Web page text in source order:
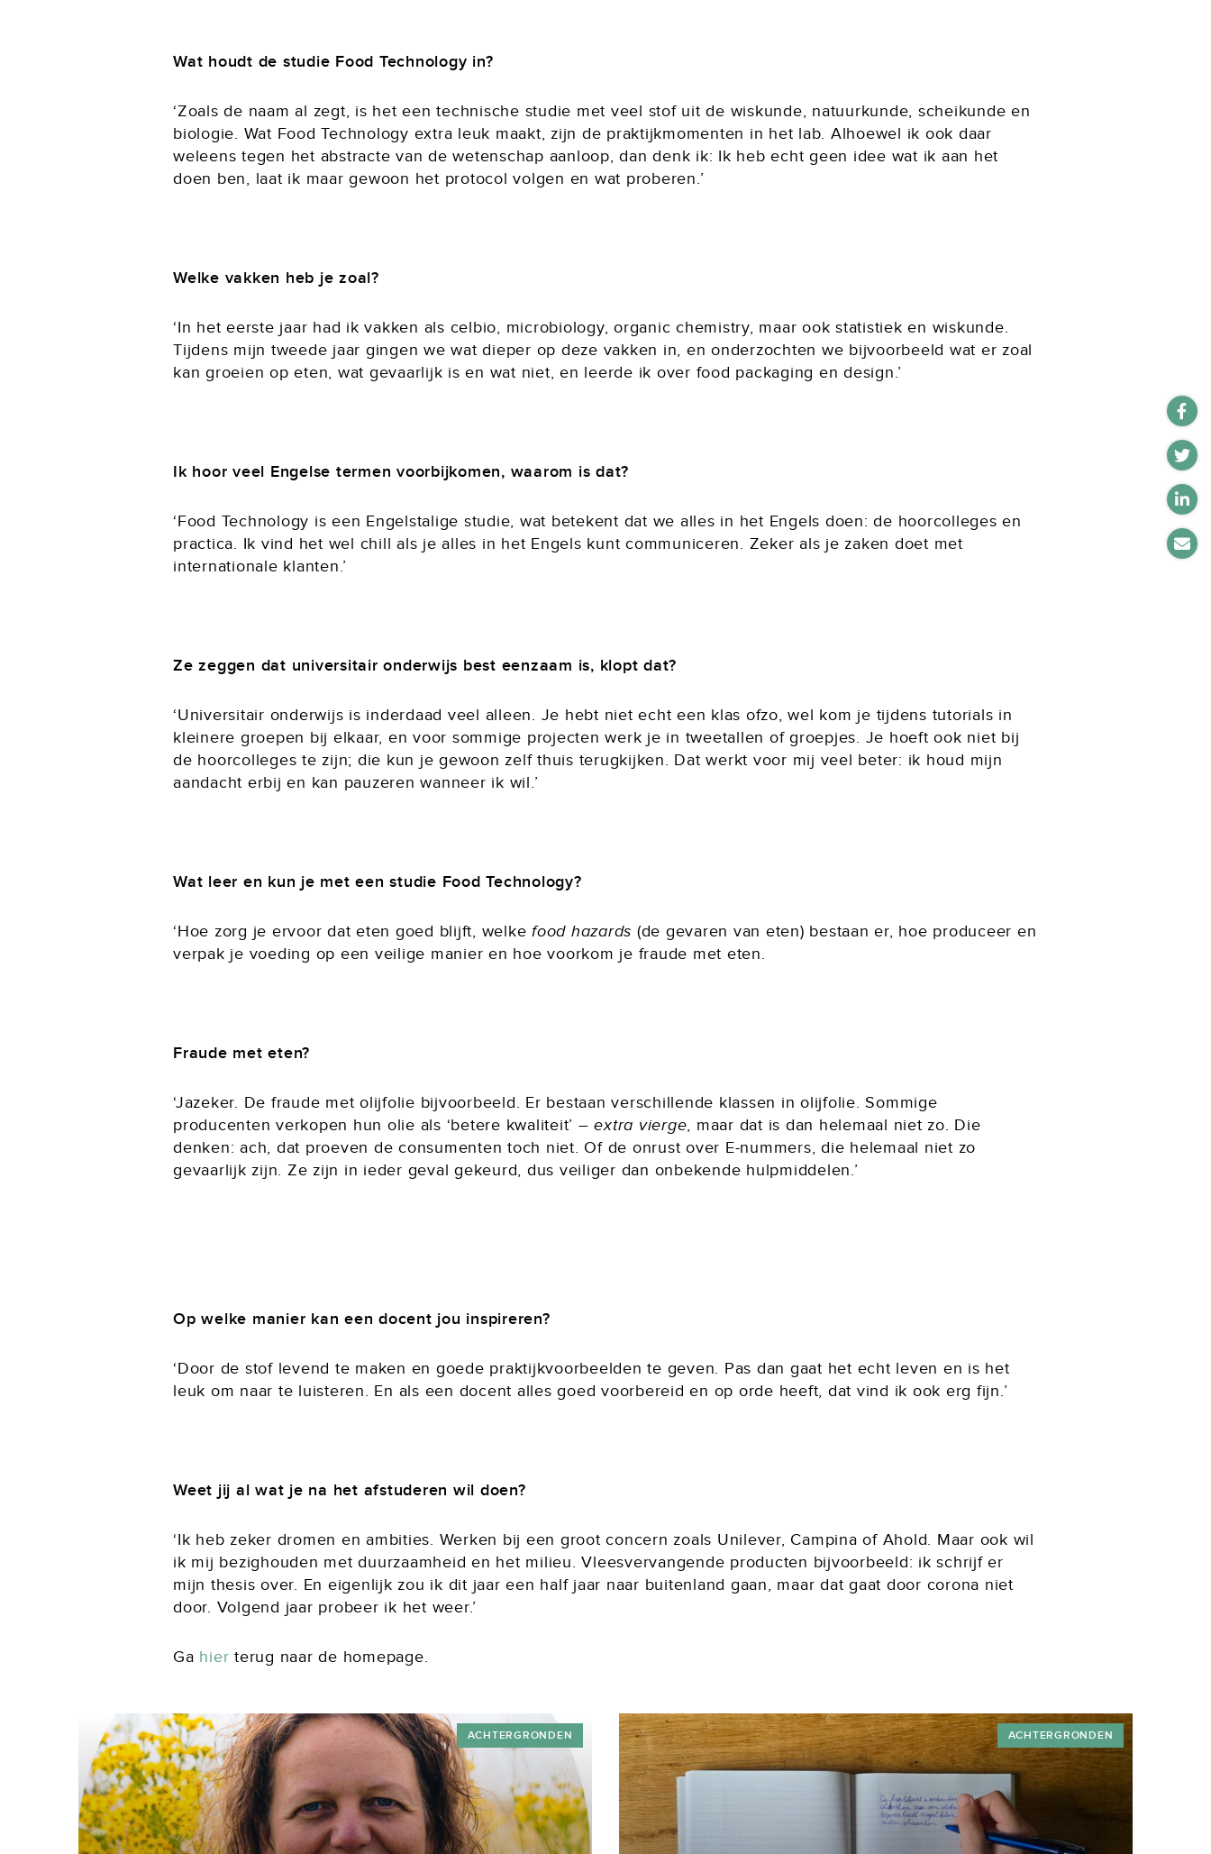
Wat houdt de studie Food Technology in?
‘Zoals de naam al zegt, is het een technische studie met veel stof uit de wiskunde, natuurkunde, scheikunde en
biologie. Wat Food Technology extra leuk maakt, zijn de praktijkmomenten in het lab. Alhoewel ik ook daar
weleens tegen het abstracte van de wetenschap aanloop, dan denk ik: Ik heb echt geen idee wat ik aan het
doen ben, laat ik maar gewoon het protocol volgen en wat proberen.’
Welke vakken heb je zoal?
‘In het eerste jaar had ik vakken als celbio, microbiology, organic chemistry, maar ook statistiek en wiskunde.
Tijdens mijn tweede jaar gingen we wat dieper op deze vakken in, en onderzochten we bijvoorbeeld wat er zoal
kan groeien op eten, wat gevaarlijk is en wat niet, en leerde ik over food packaging en design.’
Ik hoor veel Engelse termen voorbijkomen, waarom is dat?
‘Food Technology is een Engelstalige studie, wat betekent dat we alles in het Engels doen: de hoorcolleges en
practica. Ik vind het wel chill als je alles in het Engels kunt communiceren. Zeker als je zaken doet met
internationale klanten.’
Ze zeggen dat universitair onderwijs best eenzaam is, klopt dat?
‘Universitair onderwijs is inderdaad veel alleen. Je hebt niet echt een klas ofzo, wel kom je tijdens tutorials in
kleinere groepen bij elkaar, en voor sommige projecten werk je in tweetallen of groepjes. Je hoeft ook niet bij
de hoorcolleges te zijn; die kun je gewoon zelf thuis terugkijken. Dat werkt voor mij veel beter: ik houd mijn
aandacht erbij en kan pauzeren wanneer ik wil.’
Wat leer en kun je met een studie Food Technology?
‘Hoe zorg je ervoor dat eten goed blijft, welkefood hazards (de gevaren van eten) bestaan er, hoe produceer en
verpak je voeding op een veilige manier en hoe voorkom je fraude met eten.
Fraude met eten?
‘Jazeker. De fraude met olijfolie bijvoorbeeld. Er bestaan verschillende klassen in olijfolie. Sommige
producenten verkopen hun olie als ‘betere kwaliteit’ –extra vierge, maar dat is dan helemaal niet zo. Die
denken: ach, dat proeven de consumenten toch niet. Of de onrust over E-nummers, die helemaal niet zo
gevaarlijk zijn. Ze zijn in ieder geval gekeurd, dus veiliger dan onbekende hulpmiddelen.’
Op welke manier kan een docent jou inspireren?
‘Door de stof levend te maken en goede praktijkvoorbeelden te geven. Pas dan gaat het echt leven en is het
leuk om naar te luisteren. En als een docent alles goed voorbereid en op orde heeft, dat vind ik ook erg fijn.’
Weet jij al wat je na het afstuderen wil doen?
‘Ik heb zeker dromen en ambities. Werken bij een groot concern zoals Unilever, Campina of Ahold. Maar ook wil
ik mij bezighouden met duurzaamheid en het milieu. Vleesvervangende producten bijvoorbeeld: ik schrijf er
mijn thesis over. En eigenlijk zou ik dit jaar een half jaar naar buitenland gaan, maar dat gaat door corona niet
door. Volgend jaar probeer ik het weer.’
Ga hier terug naar de homepage.
ACHTERGRONDEN ACHTERGRONDEN